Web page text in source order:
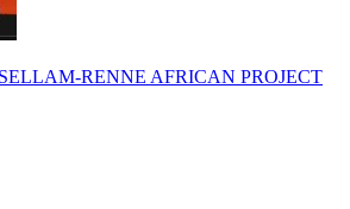
SELLAM-RENNE AFRICAN PROJECT